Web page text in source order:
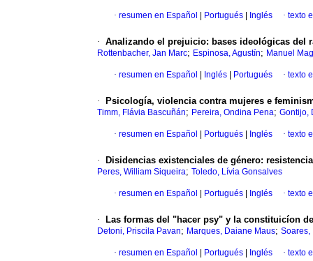
· resumen en Español Portugués Inglés · texto
· Analizando el prejuicio: bases ideológicas del
Rottenbacher, Jan Marc; Espinosa, Agustín; Manuel
· resumen en Español Inglés Portugués · texto
· Psicología, violencia contra mujeres e
Timm, Flávia Bascuñán; Pereira, Ondina Pena; Gontijo,
· resumen en Español Portugués Inglés · texto
· Disidencias existenciales de género:
Peres, William Siqueira; Toledo, Lívia Gonsalves
· resumen en Español Portugués Inglés · texto
· Las formas del "hacer psy" y la constituicíon
Detoni, Priscila Pavan; Marques, Daiane Maus; Soares,
· resumen en Español Portugués Inglés · texto